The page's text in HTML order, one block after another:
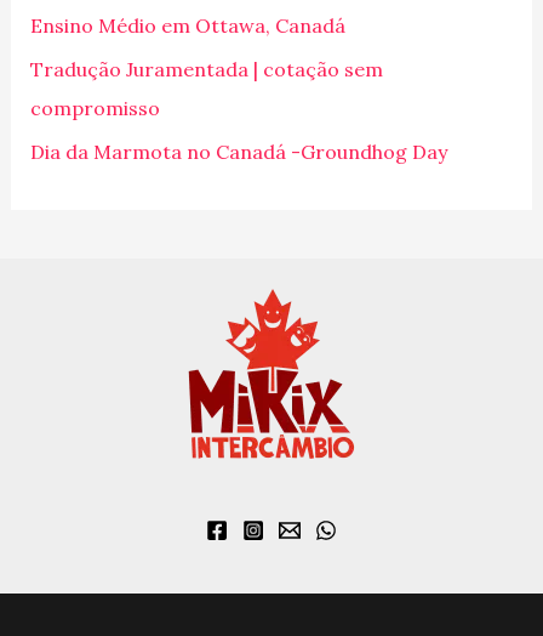
r
p
o
r
Ensino Médio em Ottawa, Canadá
Tradução Juramentada | cotação sem
compromisso
Dia da Marmota no Canadá -Groundhog Day